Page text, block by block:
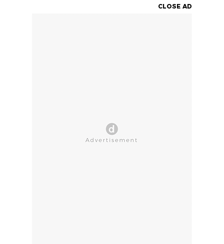
CLOSE AD